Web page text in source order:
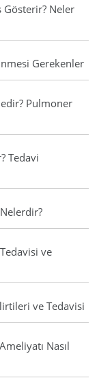
Gösterir? Neler
Gerekenler
Pulmoner
Tedavi
ve
ve Tedavisi
Nasıl